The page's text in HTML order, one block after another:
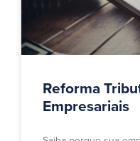
Reforma
Empresariais